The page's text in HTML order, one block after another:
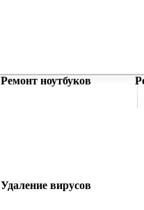
Ремонт ноутбуков
Удаление вирусов